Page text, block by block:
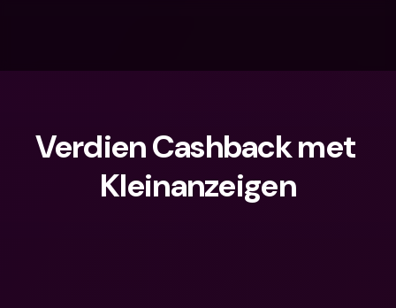
Verdien Cashback met
Kleinanzeigen